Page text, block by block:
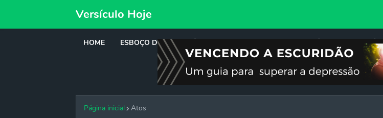
Versículo Hoje
HOME ESBOÇO DE PREGAÇÃO REFLEXÃO
Página inicial Atos